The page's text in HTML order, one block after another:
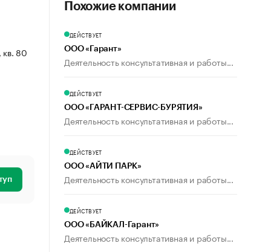
кв. 80
Похожие компании
ДЕЙСТВУЕТ
ООО «Гарант»
Деятельность консультативная и работы...
ДЕЙСТВУЕТ
ООО «ГАРАНТ-СЕРВИС-БУРЯТИЯ»
Деятельность консультативная и работы...
ДЕЙСТВУЕТ
ООО «АЙТИ ПАРК»
Деятельность консультативная и работы...
ДЕЙСТВУЕТ
ООО «БАЙКАЛ-Гарант»
Деятельность консультативная и работы...